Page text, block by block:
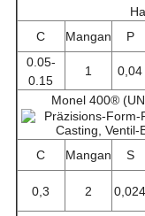
C
Mangan P
0.05-
0.15
1 0,04
Monel 400®
C Mangan S
0,3 2 0,024